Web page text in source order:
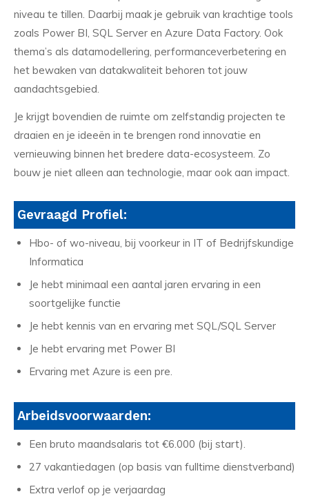
niveau te tillen. Daarbij maak je gebruik van krachtige tools
zoals Power BI, SQL Server en Azure Data Factory. Ook
thema’s als datamodellering, performanceverbetering en
het bewaken van datakwaliteit behoren tot jouw
aandachtsgebied.
Je krijgt bovendien de ruimte om zelfstandig projecten te
draaien en je ideeën in te brengen rond innovatie en
vernieuwing binnen het bredere data-ecosysteem. Zo
bouw je niet alleen aan technologie, maar ook aan impact.
Gevraagd Profiel:
Hbo- of wo-niveau, bij voorkeur in IT of Bedrijfskundige
Informatica
Je hebt minimaal een aantal jaren ervaring in een
soortgelijke functie
Je hebt kennis van en ervaring met SQL/SQL Server
Je hebt ervaring met Power BI
Ervaring met Azure is een pre.
Arbeidsvoorwaarden:
Een bruto maandsalaris tot €6.000 (bij start).
27 vakantiedagen (op basis van fulltime dienstverband)
Extra verlof op je verjaardag